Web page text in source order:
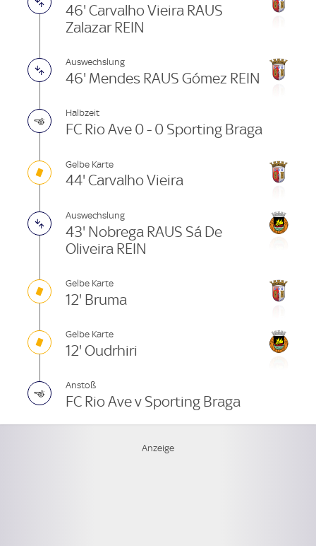
46' Carvalho Vieira RAUS
Zalazar REIN
Auswechslung
46' Mendes RAUS Gómez REIN
Halbzeit
FC Rio Ave 0 - 0 Sporting Braga
Gelbe Karte
44' Carvalho Vieira
Auswechslung
43' Nobrega RAUS Sá De
Oliveira REIN
Gelbe Karte
12' Bruma
Gelbe Karte
12' Oudrhiri
Anstoß
FC Rio Ave v Sporting Braga